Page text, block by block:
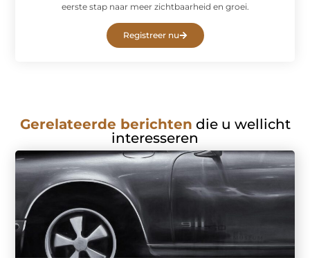
eerste stap naar meer zichtbaarheid en groei.
Registreer nu
Gerelateerde berichten die u wellicht
interesseren